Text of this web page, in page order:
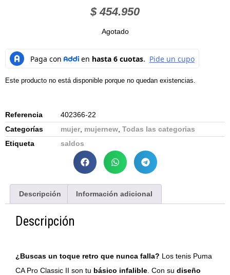
$454.950
Agotado
Este producto no está disponible porque no quedan existencias.
Referencia
402366-22
Categorías
mujer, mujernew, Todas las categorias
Etiqueta
saldos
Descripción Información adicional
Descripción
¿Buscas un toque retro que nunca falla? Los tenis Puma
CA Pro Classic II son tu básico infalible . Con su diseño